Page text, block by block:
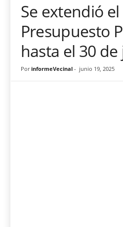
Se extendió
Presupuesto
hasta el 30
Por informeVecinal- junio 19, 2025